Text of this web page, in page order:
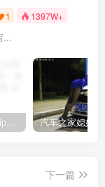
1 1397W+
...
网上分享的 41个vip解析接口 有需要的拿去~ 免费看全网VIP会员视频
下一篇